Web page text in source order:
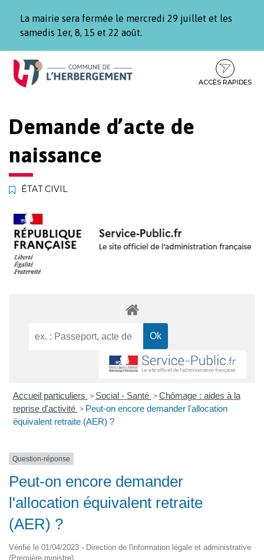
La mairie sera fermée le mercredi 29 juillet et les
samedis 1er, 8, 15 et 22 août.
Aller
Aller
contenu
Aller
pied
ACCÈS RAPIDES
Demande d’acte de
naissance
ÉTAT CIVIL
Accueil particuliers > Social - Santé > Chômage : aides à la
reprise d'activité > Peut-on encore demander l'allocation
équivalent retraite (AER) ?
Question-réponse
Peut-on encore demander
l'allocation équivalent retraite
(AER) ?
Vérifié le 01/04/2023 - Direction de l'information légale et administrative
(Première ministre)